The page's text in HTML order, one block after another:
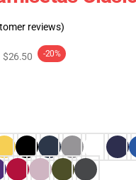
reviews)
$26.50 -20%